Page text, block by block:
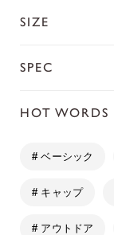
SIZE
SPEC
HOT WORDS
# ベーシック
# キャップ
# アウトドア